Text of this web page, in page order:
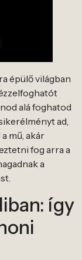
épülő világban
alá foghatod
ad,
mű, akár
fog arra a
a
így